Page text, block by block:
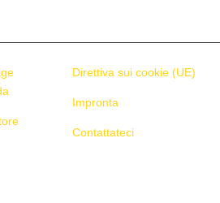
Direttiva sui cookie (UE)
Impronta
Contattateci